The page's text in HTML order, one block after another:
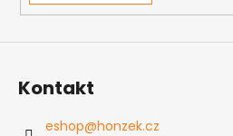
Kontakt
eshop@honzek.cz